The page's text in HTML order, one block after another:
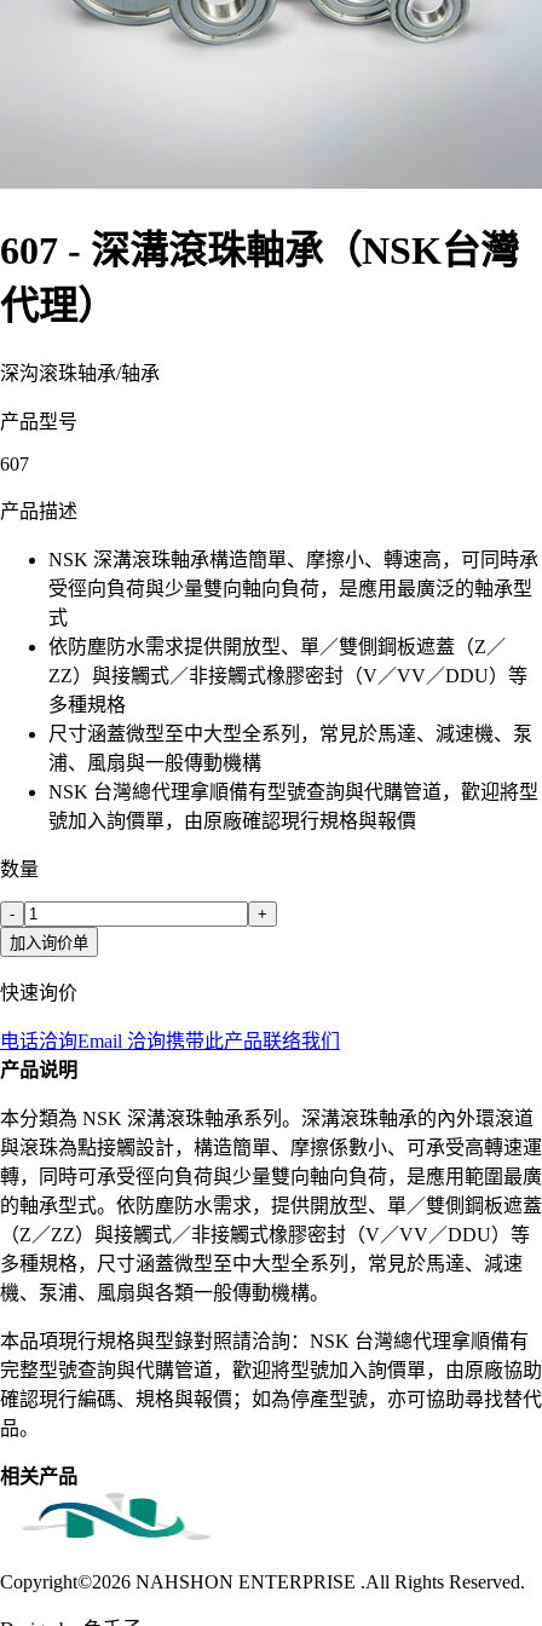
607 - 深溝滾珠軸承（NSK台灣
代理）
深沟滚珠轴承/轴承
产品型号
607
产品描述
NSK 深溝滾珠軸承構造簡單、摩擦小、轉速高，可同時承
受徑向負荷與少量雙向軸向負荷，是應用最廣泛的軸承型
式
依防塵防水需求提供開放型、單／雙側鋼板遮蓋（Z／
ZZ）與接觸式／非接觸式橡膠密封（V／VV／DDU）等
多種規格
尺寸涵蓋微型至中大型全系列，常見於馬達、減速機、泵
浦、風扇與一般傳動機構
NSK 台灣總代理拿順備有型號查詢與代購管道，歡迎將型
號加入詢價單，由原廠確認現行規格與報價
数量
-
+
加入询价单
快速询价
电话洽询Email 洽询携带此产品联络我们
产品说明
本分類為 NSK 深溝滾珠軸承系列。深溝滾珠軸承的內外環滾道
與滾珠為點接觸設計，構造簡單、摩擦係數小、可承受高轉速運
轉，同時可承受徑向負荷與少量雙向軸向負荷，是應用範圍最廣
的軸承型式。依防塵防水需求，提供開放型、單／雙側鋼板遮蓋
（Z／ZZ）與接觸式／非接觸式橡膠密封（V／VV／DDU）等
多種規格，尺寸涵蓋微型至中大型全系列，常見於馬達、減速
機、泵浦、風扇與各類一般傳動機構。
本品項現行規格與型錄對照請洽詢：NSK 台灣總代理拿順備有
完整型號查詢與代購管道，歡迎將型號加入詢價單，由原廠協助
確認現行編碼、規格與報價；如為停產型號，亦可協助尋找替代
品。
相关产品
Copyright©2026 NAHSHON ENTERPRISE .All Rights Reserved.